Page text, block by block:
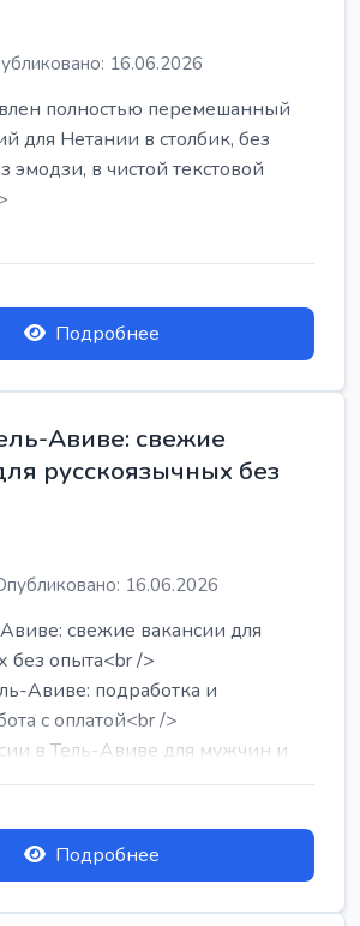
16.06.2026
полностью перемешанный
для Нетании в столбик, без
эмодзи, в чистой текстовой
на мебельном производстве:
Подробнее
Авиве: свежие
русскоязычных без
16.06.2026
свежие вакансии для
без опыта<br />
Авиве: подработка и
с оплатой<br />
в Тель-Авиве для мужчин и
Подробнее